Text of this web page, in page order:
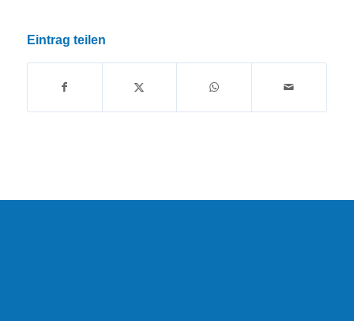
Eintrag teilen